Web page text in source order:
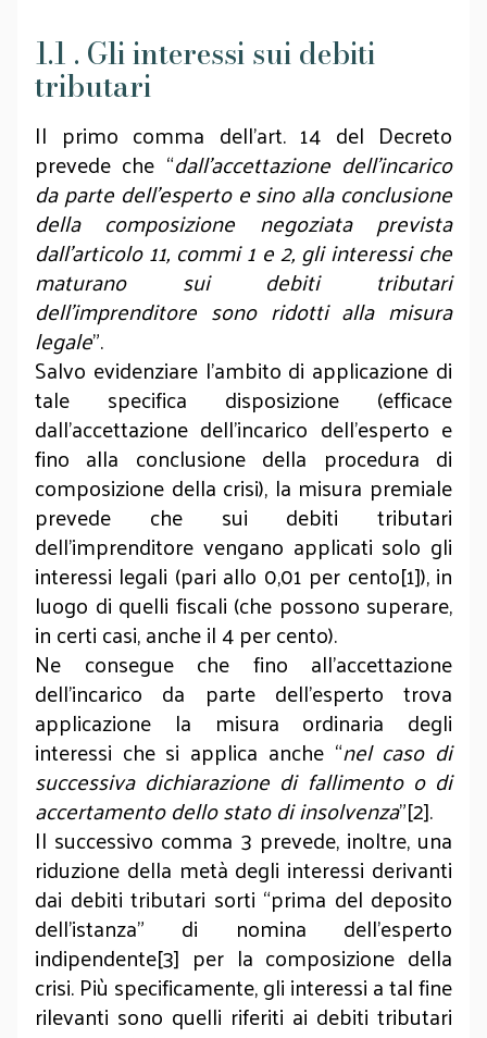
1.1 . Gli interessi sui debiti
tributari
Il primo comma dell’art. 14 del Decreto
prevede che “dall’accettazione dell’incarico
da parte dell’esperto e sino alla conclusione
della composizione negoziata prevista
dall’articolo 11, commi 1 e 2, gli interessi che
maturano sui debiti tributari
dell’imprenditore sono ridotti alla misura
legale”.
Salvo evidenziare l’ambito di applicazione di
tale specifica disposizione (efficace
dall’accettazione dell’incarico dell’esperto e
fino alla conclusione della procedura di
composizione della crisi), la misura premiale
prevede che sui debiti tributari
dell’imprenditore vengano applicati solo gli
interessi legali (pari allo 0,01 per cento[1]), in
luogo di quelli fiscali (che possono superare,
in certi casi, anche il 4 per cento).
Ne consegue che fino all’accettazione
dell’incarico da parte dell’esperto trova
applicazione la misura ordinaria degli
interessi che si applica anche “nel caso di
successiva dichiarazione di fallimento o di
accertamento dello stato di insolvenza”[2].
Il successivo comma 3 prevede, inoltre, una
riduzione della metà degli interessi derivanti
dai debiti tributari sorti “prima del deposito
dell’istanza” di nomina dell’esperto
indipendente[3] per la composizione della
crisi. Più specificamente, gli interessi a tal fine
rilevanti sono quelli riferiti ai debiti tributari